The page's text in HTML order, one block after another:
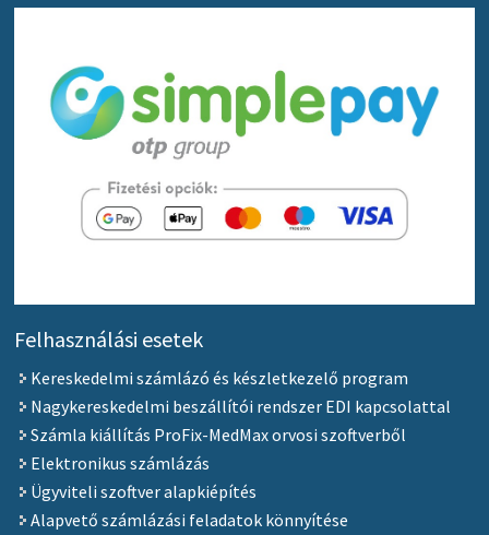
Felhasználási esetek
Kereskedelmi számlázó és készletkezelő program
Nagykereskedelmi beszállítói rendszer EDI kapcsolattal
Számla kiállítás ProFix-MedMax orvosi szoftverből
Elektronikus számlázás
Ügyviteli szoftver alapkiépítés
Alapvető számlázási feladatok könnyítése